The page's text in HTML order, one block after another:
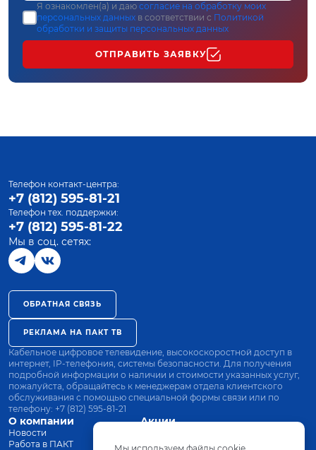
Я ознакомлен(а) и даю согласие на обработку моих
персональных данных в соответствии с Политикой
обработки и защиты персональных данных
ОТПРАВИТЬ ЗАЯВКУ
О компании
Новости
Работа в ПАКТ
Акции
Оплата
Телефон контакт-центра:
+7 (812) 595-81-21
Телефон тех. поддержки:
+7 (812) 595-81-22
Мы в соц. сетях:
ОБРАТНАЯ СВЯЗЬ
РЕКЛАМА НА ПАКТ ТВ
Кабельное цифровое телевидение, высокоскоростной доступ в
интернет, IP-телефония, системы безопасности. Для получения
подробной информации о наличии и стоимости указанных услуг,
пожалуйста, обращайтесь к менеджерам отдела клиентского
обслуживания с помощью специальной формы связи или по
телефону: +7 (812) 595-81-21